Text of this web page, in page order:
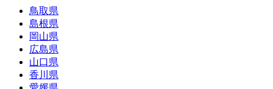
鳥取県
島根県
岡山県
広島県
山口県
香川県